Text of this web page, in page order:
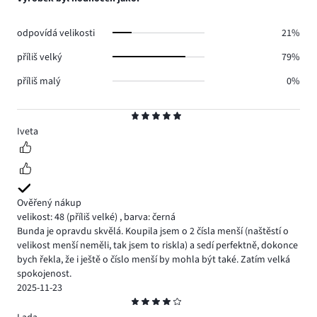
5
Iveta
Ověřený nákup
velikost: 48 (příliš velké) , barva: černá
Bunda je opravdu skvělá. Koupila jsem o 2 čísla menší (naštěstí o
velikost menší neměli, tak jsem to riskla) a sedí perfektně, dokonce
bych řekla, že i ještě o číslo menší by mohla být také. Zatím velká
spokojenost.
2025-11-23
odpovídá velikosti
21%
příliš velký
79%
příliš malý
0%